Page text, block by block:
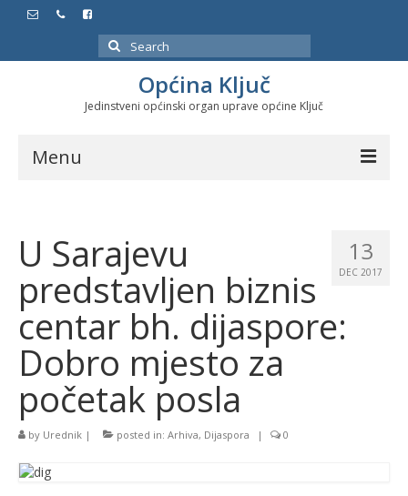
Search
for:
Općina Ključ
Jedinstveni općinski organ uprave općine Ključ
Menu
Službeni glasnici
Javne nabavke
Značajni datumi i manifestacije
Program energetske efikasnosti u stambenom
sektoru
13
DEC 2017
U Sarajevu
predstavljen biznis
centar bh. dijaspore:
Dobro mjesto za
početak posla
by Urednik | posted in: Arhiva, Dijaspora | 0